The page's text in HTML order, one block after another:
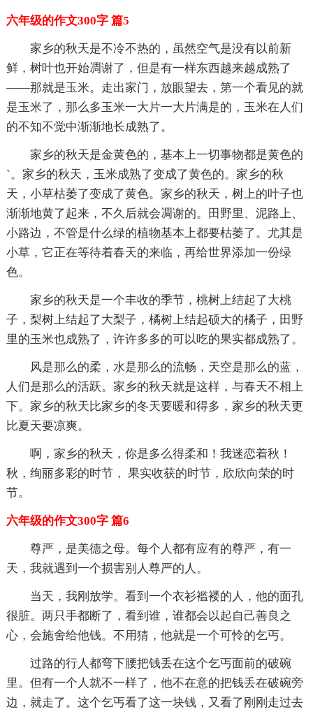
六年级的作文300字 篇5
家乡的秋天是不冷不热的，虽然空气是没有以前新
鲜，树叶也开始凋谢了，但是有一样东西越来越成熟了
——那就是玉米。走出家门，放眼望去，第一个看见的就
是玉米了，那么多玉米一大片一大片满是的，玉米在人们
的不知不觉中渐渐地长成熟了。
家乡的秋天是金黄色的，基本上一切事物都是黄色的
`。家乡的秋天，玉米成熟了变成了黄色的。家乡的秋
天，小草枯萎了变成了黄色。家乡的秋天，树上的叶子也
渐渐地黄了起来，不久后就会凋谢的。田野里、泥路上、
小路边，不管是什么绿的植物基本上都要枯萎了。尤其是
小草，它正在等待着春天的来临，再给世界添加一份绿
色。
家乡的秋天是一个丰收的季节，桃树上结起了大桃
子，梨树上结起了大梨子，橘树上结起硕大的橘子，田野
里的玉米也成熟了，许许多多的可以吃的果实都成熟了。
风是那么的柔，水是那么的流畅，天空是那么的蓝，
人们是那么的活跃。家乡的秋天就是这样，与春天不相上
下。家乡的秋天比家乡的冬天要暖和得多，家乡的秋天更
比夏天要凉爽。
啊，家乡的秋天，你是多么得柔和！我迷恋着秋！
秋，绚丽多彩的时节， 果实收获的时节，欣欣向荣的时
节。
六年级的作文300字 篇6
尊严，是美德之母。每个人都有应有的尊严，有一
天，我就遇到一个损害别人尊严的人。
当天，我刚放学。看到一个衣衫褴褛的人，他的面孔
很脏。两只手都断了，看到谁，谁都会以起自己善良之
心，会施舍给他钱。不用猜，他就是一个可怜的乞丐。
过路的行人都弯下腰把钱丢在这个乞丐面前的破碗
里。但有一个人就不一样了，他不在意的把钱丢在破碗旁
边，就走了。这个乞丐看了这一块钱，又看了刚刚走过去